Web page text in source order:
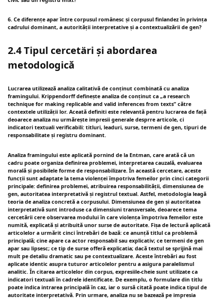
6. Ce diferențe apar între corpusul românesc și corpusul finlandez în privința
cadrului dominant, a autorității interpretative și a contextualizării de gen?
2.4 Tipul cercetäri și abordarea
metodologică
Lucrarea utilizează analiza calitativă de conținut combinată cu analiza
framingului. Krippendorff definește analiza de conținut ca „a research
technique for making replicable and valid inferences from texts” către
contextele utilizății lor. Aceată definiti este relevantă pentru lucrarea de față
deoarece analiza nu urmărește impresii generale desprre articole, ci
indicatori textuali verificabili: titluri, leaduri, surse, termeni de gen, tipuri de
responsabilitate și registru dominant.
Analiza framingului este aplicată pornind de la Entman, care arată că un
cadru poate organiza definirea problemei, interpretarea cauzală, evaluarea
morală și posibilele forme de responsabilizare. În această cercetare, aceste
funcții sunt adaptate la tema violenței împotriva femeilor prin cinci categorii
principale: definirea problemei, atribuirea responsabilității, dimensiunea de
gen, autoritatea interpretativă și registrul textual. Astfel, metodologia leagă
teoria de analiza concretă a corpusului. Dimensiunea de gen și autoritatea
interpretativă sunt introduse ca dimensiuni transversale, deoarece tema
cercetării cere observarea modului în care violența împotriva femeilor este
numită, explicată și atribuită unor surse de autoritate. Fișa de lectură aplicată
articolelor a urmărit cinci întrebări de bază: ce anunță titlul ca problemă
principală; cine apare ca actor responsabil sau explicativ; ce termeni de gen
apar sau lipsesc; ce tip de surse offeră explicatia; dacă textul se sprijină mai
mult pe detaliu dramatic sau pe contextualizare. Aceste întrebări au fost
aplicate identic asupra tuturor articolelor pentru a asigura paralelismul
analitic. În citarea articolelor din corpus, expresiile-cheie sunt utilizate ca
indicatori textuali în cadrele identificate. De exemplu, o formulare din titlu
poate indica intrarea principală în caz, iar o sursă citată poate indica tipul de
autoritate interpretativă. Prin urmare, analiza nu se bazează pe impresia